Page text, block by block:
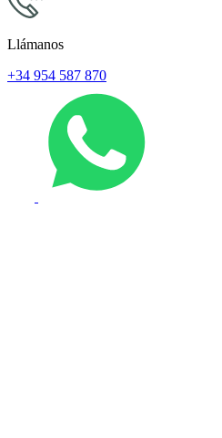
Llámanos
+34 954 587 870